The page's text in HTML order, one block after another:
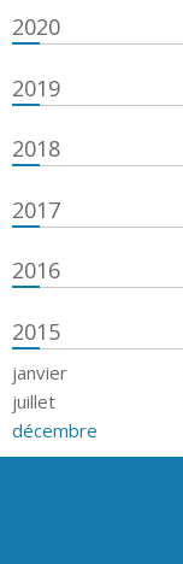
2020
2019
2018
2017
2016
2015
janvier
juillet
décembre